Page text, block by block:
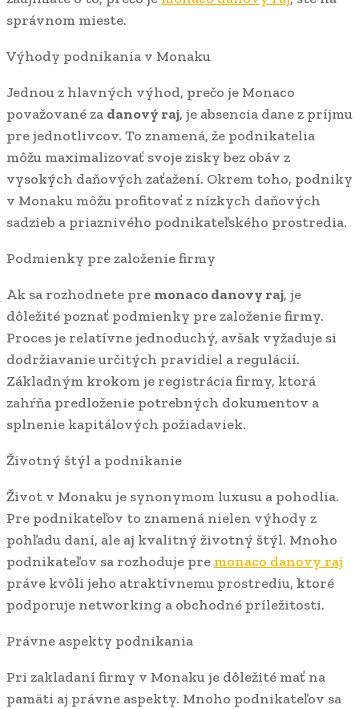
správnom mieste.
Výhody podnikania v Monaku
Jednou z hlavných výhod, prečo je Monaco
považované za danový raj, je absencia dane z príjmu
pre jednotlivcov. To znamená, že podnikatelia
môžu maximalizovať svoje zisky bez obáv z
vysokých daňových zaťažení. Okrem toho, podniky
v Monaku môžu profitovať z nízkych daňových
sadzieb a priaznivého podnikateľského prostredia.
Podmienky pre založenie firmy
Ak sa rozhodnete pre monaco danovy raj, je
dôležité poznať podmienky pre založenie firmy.
Proces je relatívne jednoduchý, avšak vyžaduje si
dodržiavanie určitých pravidiel a regulácií.
Základným krokom je registrácia firmy, ktorá
zahŕňa predloženie potrebných dokumentov a
splnenie kapitálových požiadaviek.
Životný štýl a podnikanie
Život v Monaku je synonymom luxusu a pohodlia.
Pre podnikateľov to znamená nielen výhody z
pohľadu daní, ale aj kvalitný životný štýl. Mnoho
podnikateľov sa rozhoduje pre monaco danovy raj
práve kvôli jeho atraktívnemu prostrediu, ktoré
podporuje networking a obchodné príležitosti.
Právne aspekty podnikania
Pri zakladaní firmy v Monaku je dôležité mať na
pamäti aj právne aspekty. Mnoho podnikateľov sa